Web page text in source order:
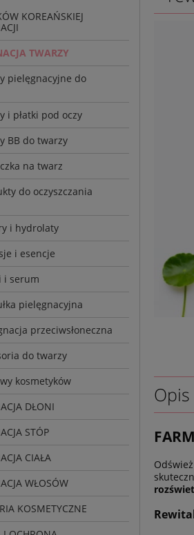
KOREAŃSKIEJ
TWARZY
pielęgnacyjne do
i płatki pod oczy
BB do twarzy
na twarz
do oczyszczania
i hydrolaty
i esencje
i serum
pielęgnacyjna
przeciwsłoneczna
do twarzy
kosmetyków
DŁONI
STÓP
CIAŁA
WŁOSÓW
KOSMETYCZNE
Opis